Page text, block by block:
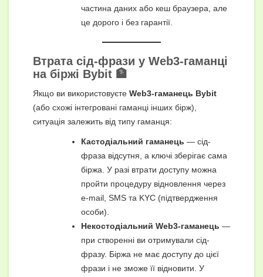
частина даних або кеш браузера, але
це дорого і без гарантії.
Втрата сід-фрази у Web3-гаманці
на біржі Bybit 🏦
Якщо ви використовуєте Web3-гаманець Bybit
(або схожі інтегровані гаманці інших бірж),
ситуація залежить від типу гаманця:
Кастодіальний гаманець — сід-
фраза відсутня, а ключі зберігає сама
біржа. У разі втрати доступу можна
пройти процедуру відновлення через
e-mail, SMS та KYC (підтвердження
особи).
Некостодіальний Web3-гаманець —
при створенні ви отримували сід-
фразу. Біржа не має доступу до цієї
фрази і не зможе її відновити. У